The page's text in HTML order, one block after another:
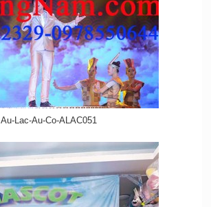
Au-Lac-Au-Co-ALAC051